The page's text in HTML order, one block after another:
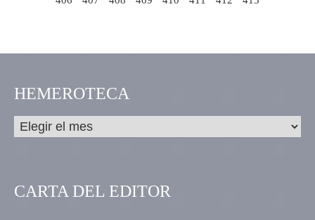
HEMEROTECA
CARTA DEL EDITOR